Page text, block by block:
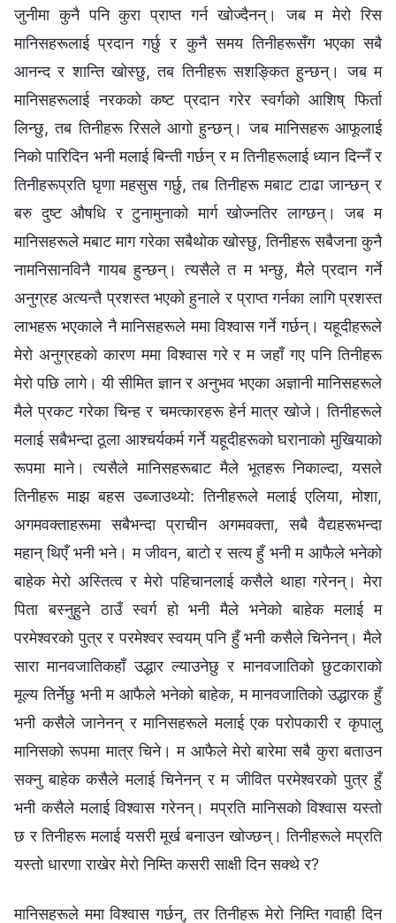
जुनीमा कुनै पनि कुरा प्राप्‍त गर्न खोज्दैनन्। जब म मेरो रिस
मानिसहरूलाई प्रदान गर्छु र कुनै समय तिनीहरूसँग भएका सबै
आनन्द र शान्ति खोस्छु, तब तिनीहरू सशङ्कित हुन्छन्। जब म
मानिसहरूलाई नरकको कष्ट प्रदान गरेर स्वर्गको आशिष्‌ फिर्ता
लिन्छु, तब तिनीहरू रिसले आगो हुन्छन्। जब मानिसहरू आफूलाई
निको पारिदिन भनी मलाई बिन्ती गर्छन् र म तिनीहरूलाई ध्यान दिन्‍नँ र
तिनीहरूप्रति घृणा महसुस गर्छु, तब तिनीहरू मबाट टाढा जान्छन् र
बरु दुष्ट औषधि र टुनामुनाको मार्ग खोज्नतिर लाग्छन्। जब म
मानिसहरूले मबाट माग गरेका सबैथोक खोस्छु, तिनीहरू सबैजना कुनै
नामनिसानविनै गायब हुन्छन्। त्यसैले त म भन्छु, मैले प्रदान गर्ने
अनुग्रह अत्यन्तै प्रशस्त भएको हुनाले र प्राप्त गर्नका लागि प्रशस्त
लाभहरू भएकाले नै मानिसहरूले ममा विश्‍वास गर्ने गर्छन्। यहूदीहरूले
मेरो अनुग्रहको कारण ममा विश्‍वास गरे र म जहाँ गए पनि तिनीहरू
मेरो पछि लागे। यी सीमित ज्ञान र अनुभव भएका अज्ञानी मानिसहरूले
मैले प्रकट गरेका चिन्ह र चमत्कारहरू हेर्न मात्र खोजे। तिनीहरूले
मलाई सबैभन्दा ठूला आश्‍चर्यकर्म गर्ने यहूदीहरूको घरानाको मुखियाको
रूपमा माने। त्यसैले मानिसहरूबाट मैले भूतहरू निकाल्दा, यसले
तिनीहरू माझ बहस उब्जाउथ्यो: तिनीहरूले मलाई एलिया, मोशा,
अगमवक्ताहरूमा सबैभन्दा प्राचीन अगमवक्ता, सबै वैद्यहरूभन्दा
महान् थिएँ भनी भने। म जीवन, बाटो र सत्य हुँ भनी म आफैले भनेको
बाहेक मेरो अस्तित्व र मेरो पहिचानलाई कसैले थाहा गरेनन्। मेरा
पिता बस्नुहुने ठाउँ स्वर्ग हो भनी मैले भनेको बाहेक मलाई म
परमेश्‍वरको पुत्र र परमेश्‍वर स्वयम् पनि हुँ भनी कसैले चिनेनन्। मैले
सारा मानवजातिकहाँ उद्धार ल्याउनेछु र मानवजातिको छुटकाराको
मूल्य तिर्नेछु भनी म आफैले भनेको बाहेक, म मानवजातिको उद्धारक हुँ
भनी कसैले जानेनन् र मानिसहरूले मलाई एक परोपकारी र कृपालु
मानिसको रूपमा मात्र चिने। म आफैले मेरो बारेमा सबै कुरा बताउन
सक्नु बाहेक कसैले मलाई चिनेनन् र म जीवित परमेश्‍वरको पुत्र हुँ
भनी कसैले मलाई विश्‍वास गरेनन्। मप्रति मानिसको विश्‍वास यस्तो
छ र तिनीहरू मलाई यसरी मूर्ख बनाउन खोज्छन्। तिनीहरूले मप्रति
यस्तो धारणा राखेर मेरो निम्ति कसरी साक्षी दिन सक्थे र?
मानिसहरूले ममा विश्‍वास गर्छन्, तर तिनीहरू मेरो निम्ति गवाही दिन